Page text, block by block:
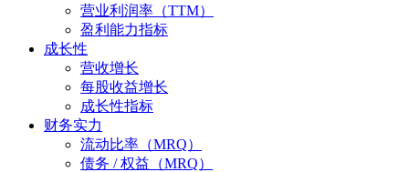
营业利润率（TTM）
盈利能力指标
成长性
营收增长
每股收益增长
成长性指标
财务实力
流动比率（MRQ）
债务 / 权益（MRQ）